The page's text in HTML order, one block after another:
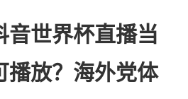
音世界杯直播当
播放？海外党体